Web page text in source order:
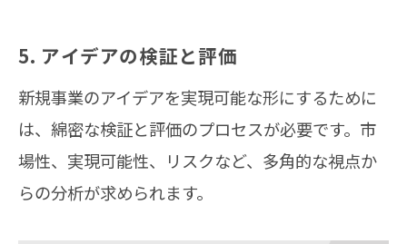
5. アイデアの検証と評価
新規事業のアイデアを実現可能な形にするために
は、綿密な検証と評価のプロセスが必要です。市
場性、実現可能性、リスクなど、多角的な視点か
らの分析が求められます。